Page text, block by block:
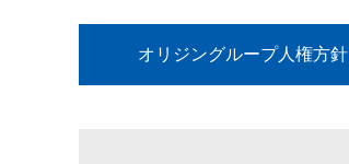
オリジングループ人権方針